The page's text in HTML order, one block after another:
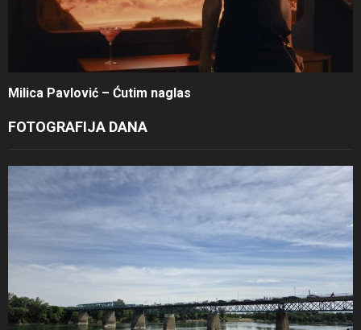
Milica Pavlović – Ćutim naglas
FOTOGRAFIJA DANA